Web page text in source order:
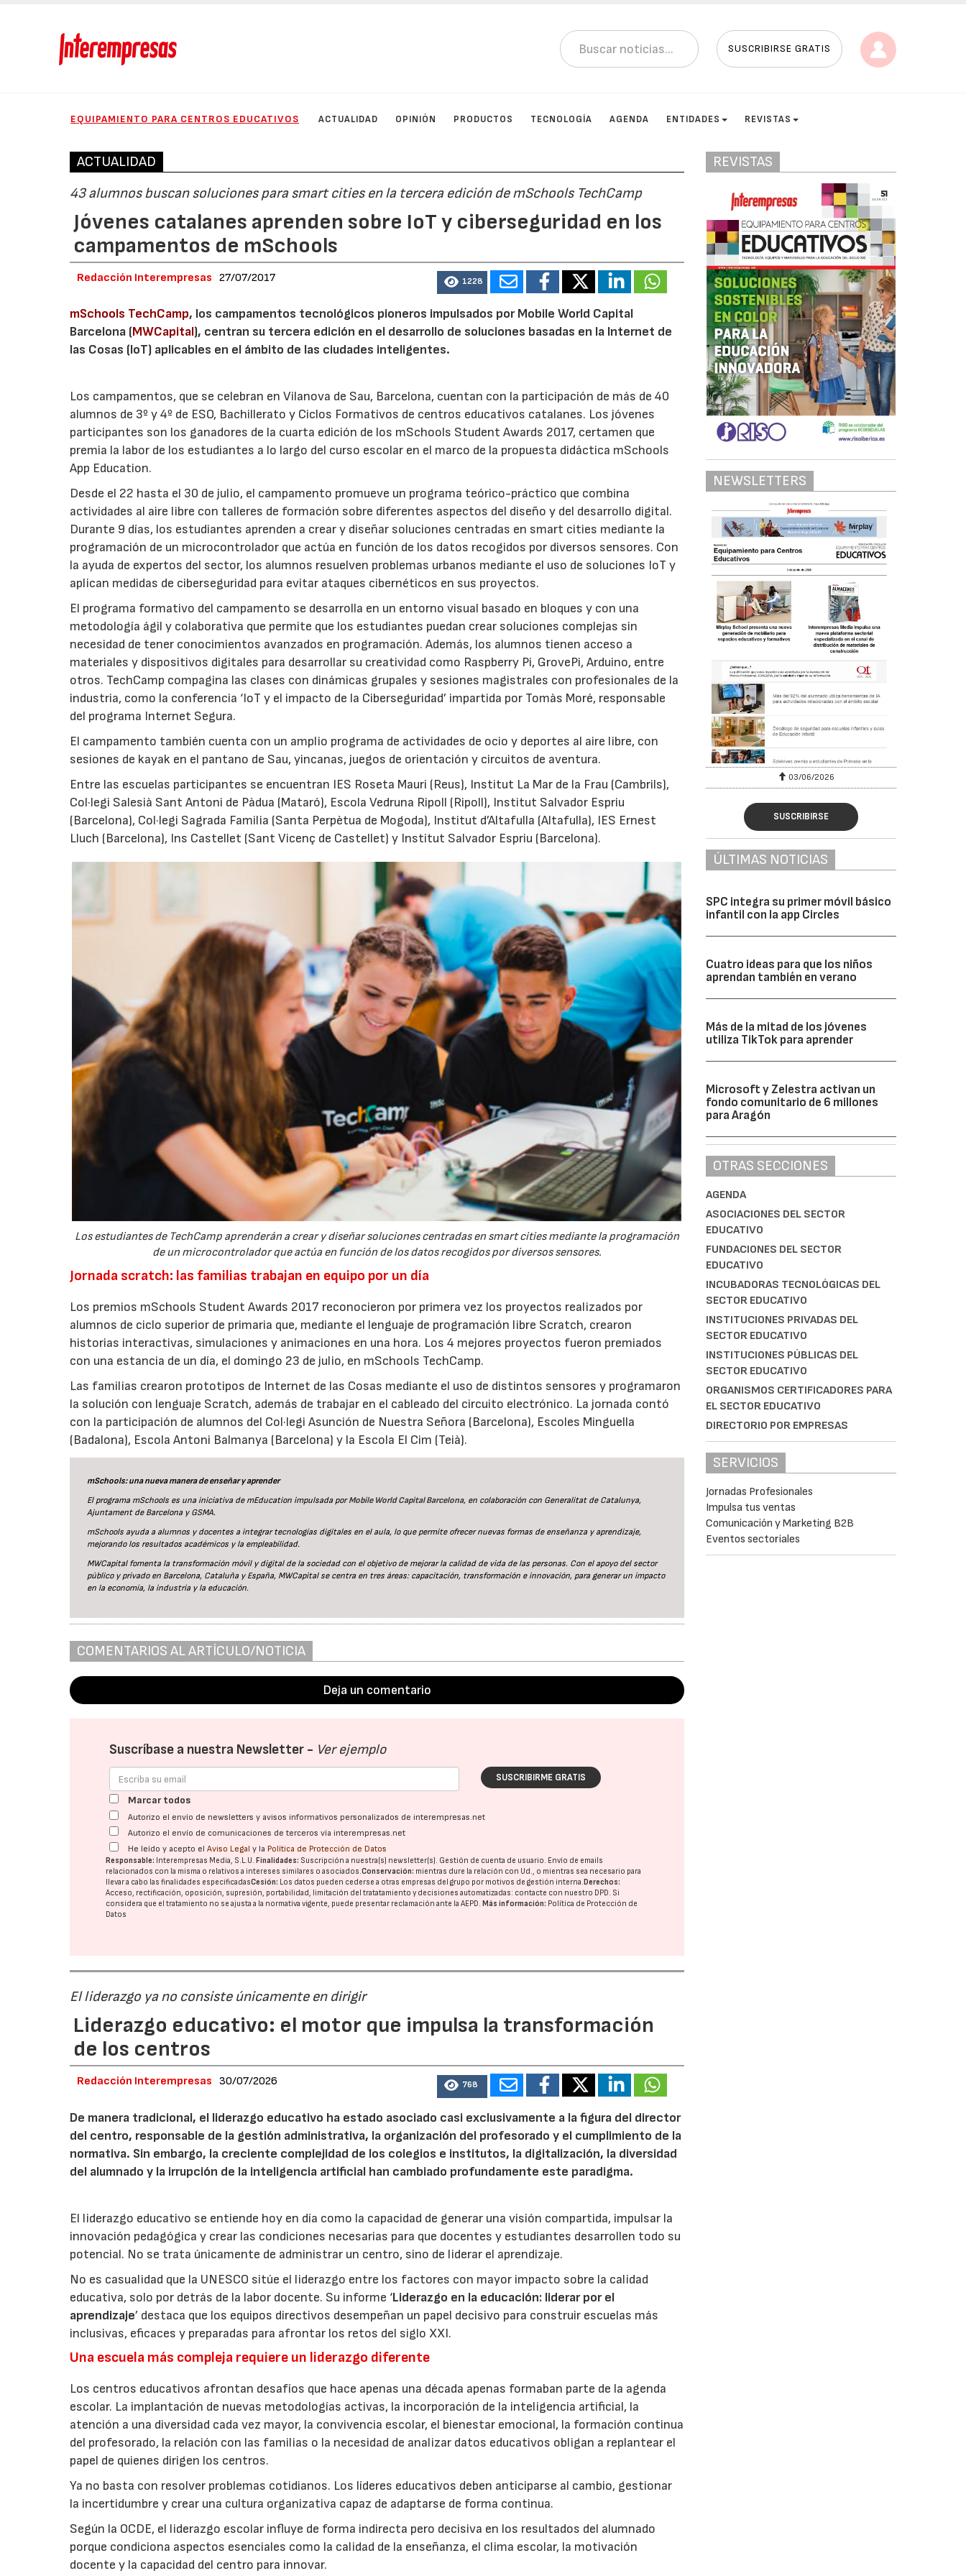
SUSCRIBIRSE GRATIS
EQUIPAMIENTO PARA CENTROS EDUCATIVOS ACTUALIDAD OPINIÓN PRODUCTOS TECNOLOGÍA AGENDA ENTIDADES REVISTAS
ACTUALIDAD
43 alumnos buscan soluciones para smart cities en la tercera edición de mSchools TechCamp
Jóvenes catalanes aprenden sobre IoT y ciberseguridad en los
campamentos de mSchools
Redacción Interempresas 27/07/2017 1228
mSchools TechCamp, los campamentos tecnológicos pioneros impulsados por Mobile World Capital
Barcelona (MWCapital), centran su tercera edición en el desarrollo de soluciones basadas en la Internet de
las Cosas (IoT) aplicables en el ámbito de las ciudades inteligentes.
Los campamentos, que se celebran en Vilanova de Sau, Barcelona, cuentan con la participación de más de 40
alumnos de 3º y 4º de ESO, Bachillerato y Ciclos Formativos de centros educativos catalanes. Los jóvenes
participantes son los ganadores de la cuarta edición de los mSchools Student Awards 2017, certamen que
premia la labor de los estudiantes a lo largo del curso escolar en el marco de la propuesta didáctica mSchools
App Education.
Desde el 22 hasta el 30 de julio, el campamento promueve un programa teórico-práctico que combina
actividades al aire libre con talleres de formación sobre diferentes aspectos del diseño y del desarrollo digital.
Durante 9 días, los estudiantes aprenden a crear y diseñar soluciones centradas en smart cities mediante la
programación de un microcontrolador que actúa en función de los datos recogidos por diversos sensores. Con
la ayuda de expertos del sector, los alumnos resuelven problemas urbanos mediante el uso de soluciones IoT y
aplican medidas de ciberseguridad para evitar ataques cibernéticos en sus proyectos.
El programa formativo del campamento se desarrolla en un entorno visual basado en bloques y con una
metodología ágil y colaborativa que permite que los estudiantes puedan crear soluciones complejas sin
necesidad de tener conocimientos avanzados en programación. Además, los alumnos tienen acceso a
materiales y dispositivos digitales para desarrollar su creatividad como Raspberry Pi, GrovePi, Arduino, entre
otros. TechCamp compagina las clases con dinámicas grupales y sesiones magistrales con profesionales de la
industria, como la conferencia ‘IoT y el impacto de la Ciberseguridad’ impartida por Tomàs Moré, responsable
del programa Internet Segura.
El campamento también cuenta con un amplio programa de actividades de ocio y deportes al aire libre, con
sesiones de kayak en el pantano de Sau, yincanas, juegos de orientación y circuitos de aventura.
Entre las escuelas participantes se encuentran IES Roseta Mauri (Reus), Institut La Mar de la Frau (Cambrils),
Col·legi Salesià Sant Antoni de Pàdua (Mataró), Escola Vedruna Ripoll (Ripoll), Institut Salvador Espriu
(Barcelona), Col·legi Sagrada Familia (Santa Perpètua de Mogoda), Institut d’Altafulla (Altafulla), IES Ernest
Lluch (Barcelona), Ins Castellet (Sant Vicenç de Castellet) y Institut Salvador Espriu (Barcelona).
Los estudiantes de TechCamp aprenderán a crear y diseñar soluciones centradas en smart cities mediante la programación
de un microcontrolador que actúa en función de los datos recogidos por diversos sensores.
Jornada scratch: las familias trabajan en equipo por un día
Los premios mSchools Student Awards 2017 reconocieron por primera vez los proyectos realizados por
alumnos de ciclo superior de primaria que, mediante el lenguaje de programación libre Scratch, crearon
historias interactivas, simulaciones y animaciones en una hora. Los 4 mejores proyectos fueron premiados
con una estancia de un día, el domingo 23 de julio, en mSchools TechCamp.
Las familias crearon prototipos de Internet de las Cosas mediante el uso de distintos sensores y programaron
la solución con lenguaje Scratch, además de trabajar en el cableado del circuito electrónico. La jornada contó
con la participación de alumnos del Col·legi Asunción de Nuestra Señora (Barcelona), Escoles Minguella
(Badalona), Escola Antoni Balmanya (Barcelona) y la Escola El Cim (Teià).
mSchools: una nueva manera de enseñar yaprender
El programa mSchools es una iniciativa de mEducation impulsada porMobile World Capital Barcelona, en colaboración con Generalitat de Catalunya,
Ajuntament de Barcelona y GSMA.
mSchools ayuda a alumnos y docentes a integrar tecnologías digitales en el aula, lo que permite ofrecer nuevas formas de enseñanza y aprendizaje,
mejorando los resultados académicos y la empleabilidad.
MWCapital fomenta la transformación móvil y digital de la sociedad con el objetivo de mejorar la calidad de vida de las personas. Con el apoyo del sector
público y privado en Barcelona, Cataluña y España, MWCapital se centra en tres áreas: capacitación, transformación e innovación, para generar un impacto
en la economía, la industria y la educación.
COMENTARIOS AL ARTÍCULO/NOTICIA
Deja un comentario
Suscríbase a nuestra Newsletter - Ver ejemplo
SUSCRIBIRME GRATIS
Marcar todos
Autorizo el envío de newsletters y avisos informativos personalizados de interempresas.net
Autorizo el envío de comunicaciones de terceros vía interempresas.net
He leído y acepto elAviso Legal y la Política de Protección de Datos
Responsable: Interempresas Media, S.L.U. Finalidades: Suscripción a nuestra(s) newsletter(s). Gestión de cuenta de usuario. Envío de emails
relacionados con la misma o relativos a intereses similares o asociados.Conservación: mientras dure la relación con Ud., o mientras sea necesario para
llevar a cabo las finalidades especificadasCesión: Los datos pueden cederse a otras empresas del grupo por motivos de gestión interna. Derechos:
Acceso, rectificación, oposición, supresión, portabilidad, limitación del tratatamiento y decisiones automatizadas: contacte con nuestro DPD. Si
considera que el tratamiento no se ajusta a la normativa vigente, puede presentar reclamación ante laAEPD. Más información: Política de Protección de
Datos
El liderazgo ya no consiste únicamente en dirigir
Liderazgo educativo: el motor que impulsa la transformación
de los centros
Redacción Interempresas 30/07/2026 768
De manera tradicional, el liderazgo educativo ha estado asociado casi exclusivamente a la figura del director
del centro, responsable de la gestión administrativa, la organización del profesorado y el cumplimiento de la
normativa. Sin embargo, la creciente complejidad de los colegios e institutos, la digitalización, la diversidad
del alumnado y la irrupción de la inteligencia artificial han cambiado profundamente este paradigma.
El liderazgo educativo se entiende hoy en día como la capacidad de generar una visión compartida, impulsar la
innovación pedagógica y crear las condiciones necesarias para que docentes y estudiantes desarrollen todo su
potencial. No se trata únicamente de administrar un centro, sino de liderar el aprendizaje.
No es casualidad que la UNESCO sitúe el liderazgo entre los factores con mayor impacto sobre la calidad
educativa, solo por detrás de la labor docente. Su informe ‘Liderazgo en la educación: liderar por el
aprendizaje’ destaca que los equipos directivos desempeñan un papel decisivo para construir escuelas más
inclusivas, eficaces y preparadas para afrontar los retos del siglo XXI.
Una escuela más compleja requiere un liderazgo diferente
Los centros educativos afrontan desafíos que hace apenas una década apenas formaban parte de la agenda
escolar. La implantación de nuevas metodologías activas, la incorporación de la inteligencia artificial, la
atención a una diversidad cada vez mayor, la convivencia escolar, el bienestar emocional, la formación continua
del profesorado, la relación con las familias o la necesidad de analizar datos educativos obligan a replantear el
papel de quienes dirigen los centros.
Ya no basta con resolver problemas cotidianos. Los líderes educativos deben anticiparse al cambio, gestionar
la incertidumbre y crear una cultura organizativa capaz de adaptarse de forma continua.
Según la OCDE, el liderazgo escolar influye de forma indirecta pero decisiva en los resultados del alumnado
porque condiciona aspectos esenciales como la calidad de la enseñanza, el clima escolar, la motivación
docente y la capacidad del centro para innovar.
REVISTAS
NEWSLETTERS
03/06/2026 01/07/2026 03/06/2026
SUSCRIBIRSE
ÚLTIMAS NOTICIAS
SPC integra su primer móvil básico
infantil con la app Circles
Cuatro ideas para que los niños
aprendan también en verano
Más de la mitad de los jóvenes
utiliza TikTok para aprender
Microsoft y Zelestra activan un
fondo comunitario de 6 millones
para Aragón
OTRAS SECCIONES
AGENDA
ASOCIACIONES DEL SECTOR
EDUCATIVO
FUNDACIONES DEL SECTOR
EDUCATIVO
INCUBADORAS TECNOLÓGICAS DEL
SECTOR EDUCATIVO
INSTITUCIONES PRIVADAS DEL
SECTOR EDUCATIVO
INSTITUCIONES PÚBLICAS DEL
SECTOR EDUCATIVO
ORGANISMOS CERTIFICADORES PARA
EL SECTOR EDUCATIVO
DIRECTORIO POR EMPRESAS
SERVICIOS
Jornadas Profesionales
Impulsa tus ventas
Comunicación y Marketing B2B
Eventos sectoriales